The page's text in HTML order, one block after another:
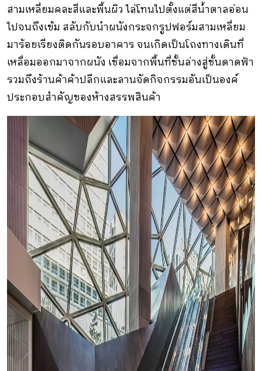
สามเหลี่ยมคละสีและพื้นผิว ไล่โทนไปตั้งแต่สีน้ำตาลอ่อน
ไปจนถึงเข้ม สลับกับนำผนังกระจกรูปฟอร์มสามเหลี่ยม
มาร้อยเรียงติดกันรอบอาคาร จนเกิดเป็นโถงทางเดินที่
เหลื่อมออกมาจากผนัง เชื่อมจากพื้นที่ชั้นล่างสู่ชั้นดาดฟ้า
รวมถึงร้านค้าค้าปลีกและลานจัดกิจกรรมอันเป็นองค์
ประกอบสำคัญของห้างสรรพสินค้า